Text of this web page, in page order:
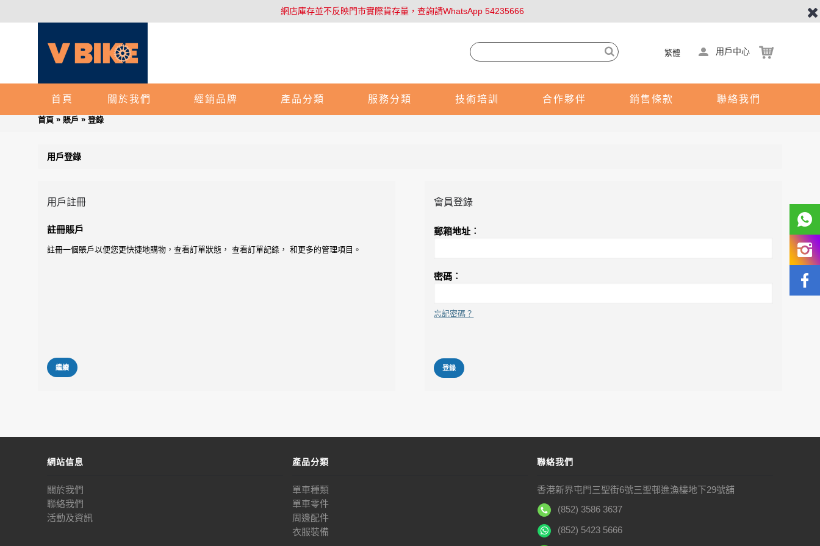
網店庫存並不反映門市實際貨存量，查詢請WhatsApp 54235666
繁體 用戶中心
首頁 關於我們 經銷品牌 產品分類 服務分類 技術培訓 合作夥伴 銷售條款 聯絡我們
首頁 » 賬戶 » 登錄
用戶登錄
用戶註冊
註冊賬戶
註冊一個賬戶以便您更快捷地購物，查看訂單狀態， 查看訂單記錄， 和更多的管理項目。
繼續
會員登錄
郵箱地址︰
密碼︰
忘記密碼？
登錄
網站信息
關於我們
聯絡我們
活動及資訊
產品分類
單車種類
單車零件
周邊配件
衣服裝備
聯絡我們
香港新界屯門三聖街6號三聖邨進漁樓地下29號舖
(852) 3586 3637
(852) 5423 5666